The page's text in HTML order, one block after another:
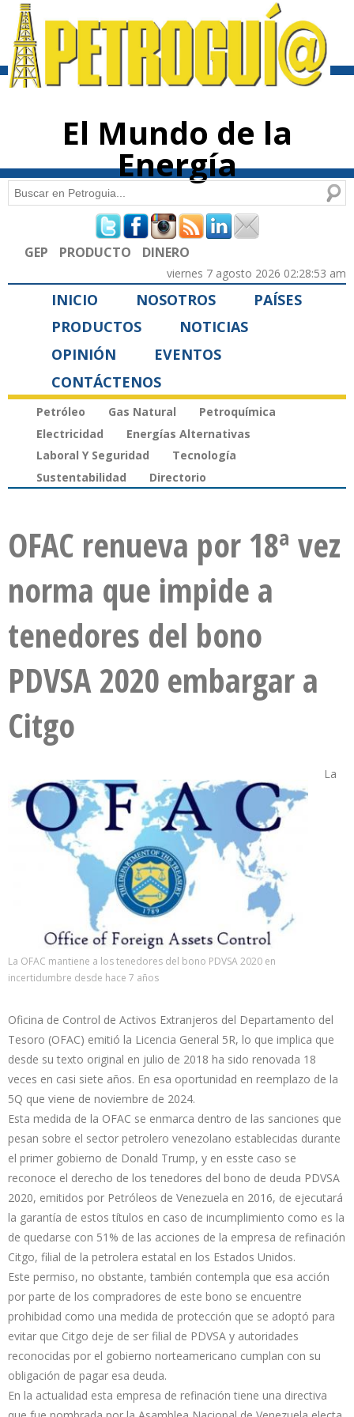
contenido
El Mundo de la
Energía
Formulario de búsqueda
Buscar
GEP PRODUCTO DINERO
viernes 7 agosto 2026 02:28:53 am
INICIO NOSOTROS
PAÍSES
PRODUCTOS
NOTICIAS
OPINIÓN
EVENTOS
CONTÁCTENOS
Petróleo Gas Natural
Petroquímica
Electricidad
Energías Alternativas
Laboral Y Seguridad
Tecnología
Sustentabilidad
Directorio
OFAC renueva por 18ª vez
norma que impide a
tenedores del bono
PDVSA 2020 embargar a
Citgo
La OFAC mantiene a los tenedores del bono PDVSA 2020 en
incertidumbre desde hace 7 años
La
Oficina de Control de Activos Extranjeros del Departamento del
Tesoro (OFAC) emitió la Licencia General 5R, lo que implica que
desde su texto original en julio de 2018 ha sido renovada 18
veces en casi siete años. En esa oportunidad en reemplazo de la
5Q que viene de noviembre de 2024.
Esta medida de la OFAC se enmarca dentro de las sanciones que
pesan sobre el sector petrolero venezolano establecidas durante
el primer gobierno de Donald Trump, y en esste caso se
reconoce el derecho de los tenedores del bono de deuda PDVSA
2020, emitidos por Petróleos de Venezuela en 2016, de ejecutará
la garantía de estos títulos en caso de incumplimiento como es la
de quedarse con 51% de las acciones de la empresa de refinación
Citgo, filial de la petrolera estatal en los Estados Unidos.
Este permiso, no obstante, también contempla que esa acción
por parte de los compradores de este bono se encuentre
prohibidad como una medida de protección que se adoptó para
evitar que Citgo deje de ser filial de PDVSA y autoridades
reconocidas por el gobierno norteamericano cumplan con su
obligación de pagar esa deuda.
En la actualidad esta empresa de refinación tiene una directiva